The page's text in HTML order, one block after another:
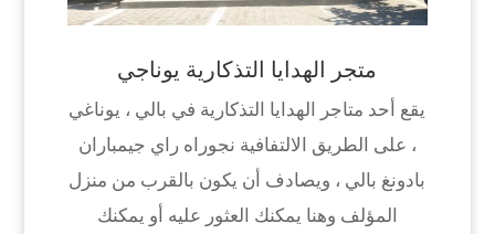
متجر الهدايا التذكارية يوناجي
يقع أحد متاجر الهدايا التذكارية في بالي ، يوناغي
، على الطريق الالتفافية نجوراه راي جيمباران
بادونغ بالي ، ويصادف أن يكون بالقرب من منزل
المؤلف وهنا يمكنك العثور عليه أو يمكنك